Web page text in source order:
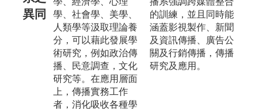
異同
學、社會學、美學、
人類學等汲取理論養
分，可以藉此發展學
術研究，例如政治傳
播、民意調查，文化
研究等。在應用層面
上，傳播實務工作
者，消化吸收各種學
的訓練，並且同時能
涵蓋影視製作、新聞
及資訊傳播、廣告公
關及行銷傳播，傳播
研究及應用。